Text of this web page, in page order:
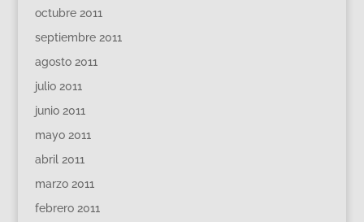
octubre 2011
septiembre 2011
agosto 2011
julio 2011
junio 2011
mayo 2011
abril 2011
marzo 2011
febrero 2011